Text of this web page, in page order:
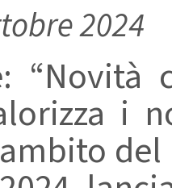
2024
“Novità